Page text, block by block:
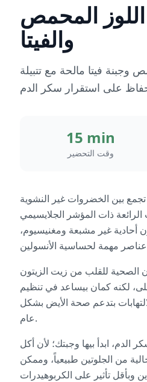
المحمص
والفيتا
فيتا مالحة مع تتبيلة
15 min
وقت التحضير
بين الخضروات غير النشوية
ذات المؤشر الجلايسيمي
أحادية غير مشبعة ومغنيسيوم،
الصحية للقلب من زيت الزيتون
لكنه كمان بيساعد في تنظيم
بتدعم صحة الأيض بشكل
عام.
ابدأ بيها وجبتك؛ لأن أكل
بعد الأكل بنسبة بتوصل لـ 30%. الوصفة دي خالية من الجلوتين طبيعياً، وممكن